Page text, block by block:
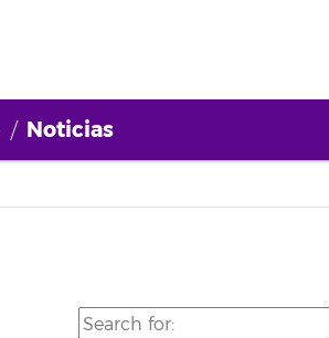
Noticias
Search